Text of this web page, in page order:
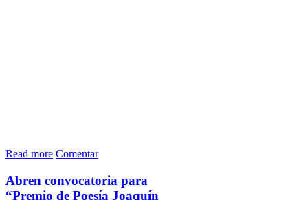
Read more Comentar
Abren convocatoria para
“Premio de Poesía Joaquín